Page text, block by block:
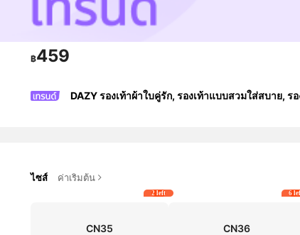
฿459
DAZY รองเท้าผ้าใบคู่รัก, รองเท้าแบบสวมใส่สบาย,
ไซส์ ค่าเริ่มต้น
CN35
2 left
CN36
6